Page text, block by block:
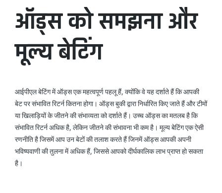
ऑड्स को समझना और
मूल्य बेटिंग
आईपीएल बेटिंग में ऑड्स एक महत्वपूर्ण पहलू हैं, क्योंकि वे यह दर्शाते हैं कि आपकी
बेट पर संभावित रिटर्न कितना होगा। ऑड्स बुकी द्वारा निर्धारित किए जाते हैं और टीमों
या खिलाड़ियों के जीतने की संभाव्यता को दर्शाते हैं। उच्च ऑड्स का मतलब है कि
संभावित रिटर्न अधिक है, लेकिन जीतने की संभावना भी कम है। मूल्य बेटिंग एक ऐसी
रणनीति है जिसमें आप उन बेटों की तलाश करते हैं जिनमें ऑड्स आपकी अपनी
भविष्यवाणी की तुलना में अधिक हैं, जिससे आपको दीर्घकालिक लाभ प्राप्त हो सकता
है।